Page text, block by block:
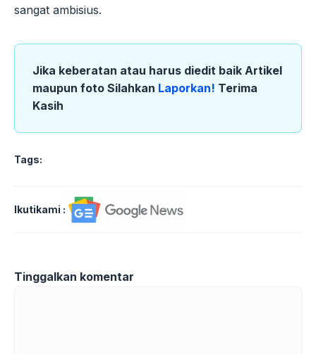
sangat ambisius.
Jika keberatan atau harus diedit baik Artikel
maupun foto Silahkan Laporkan! Terima
Kasih
Tags:
Ikutikami :
Tinggalkan komentar